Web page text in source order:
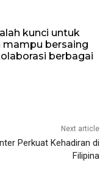
kunci untuk
bersaing
berbagai
Next article
Perkuat Kehadiran di
Filipina